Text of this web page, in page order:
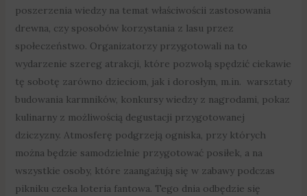
poszerzenia wiedzy na temat właściwościi zastosowania
drewna, czy sposobów korzystania z lasu przez
społeczeństwo. Organizatorzy przygotowali na to
wydarzenie szereg atrakcji, które pozwolą spędzić ciekawie
tę sobotę zarówno dzieciom, jak i dorosłym, m.in. warsztaty
budowania karmników, konkursy wiedzy z nagrodami, pokaz
kulinarny z możliwością degustacji przygotowanej
dziczyzny. Atmosferę podgrzeją ogniska, przy których
można będzie samodzielnie przygotować posiłek, a na
wszystkie osoby, które zaangażują się w zabawy podczas
pikniku czeka loteria fantowa. Tego dnia odbędzie się